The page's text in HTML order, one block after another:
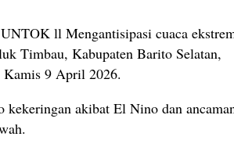
ll Mengantisipasi cuaca
Timbau, Kabupaten Barito Selatan,
Kamis 9 April 2026.
akibat El Nino dan